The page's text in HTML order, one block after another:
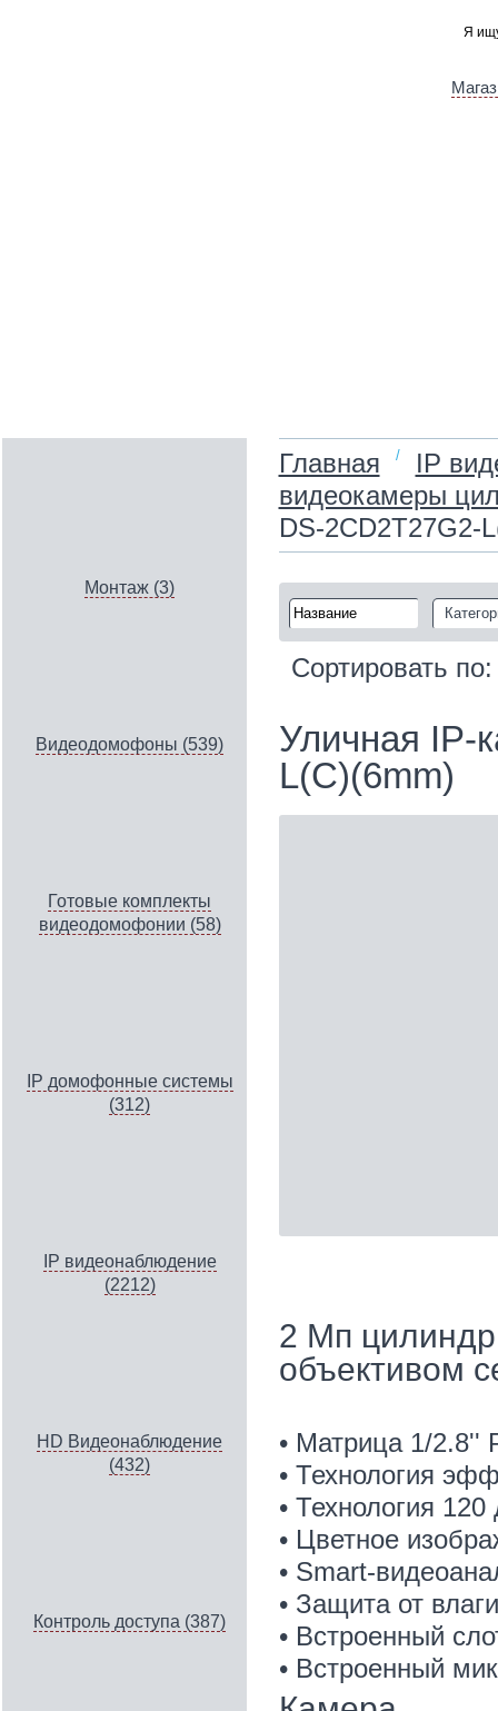
Монтаж (3)
Видеодомофоны (539)
Готовые комплекты
видеодомофонии (58)
IP домофонные системы
(312)
IP видеонаблюдение
(2212)
HD Видеонаблюдение
(432)
Контроль доступа (387)
Главная /
IP
видеокамеры
DS-2CD2T27G2-
Сортировать
Уличная
L(C)(6mm)
2 Мп
объективом
• Матрица 1/2.8''
• Технология
• Технология
• Цветное
• Smart-
• Защита от
• Встроенный
• Встроенный